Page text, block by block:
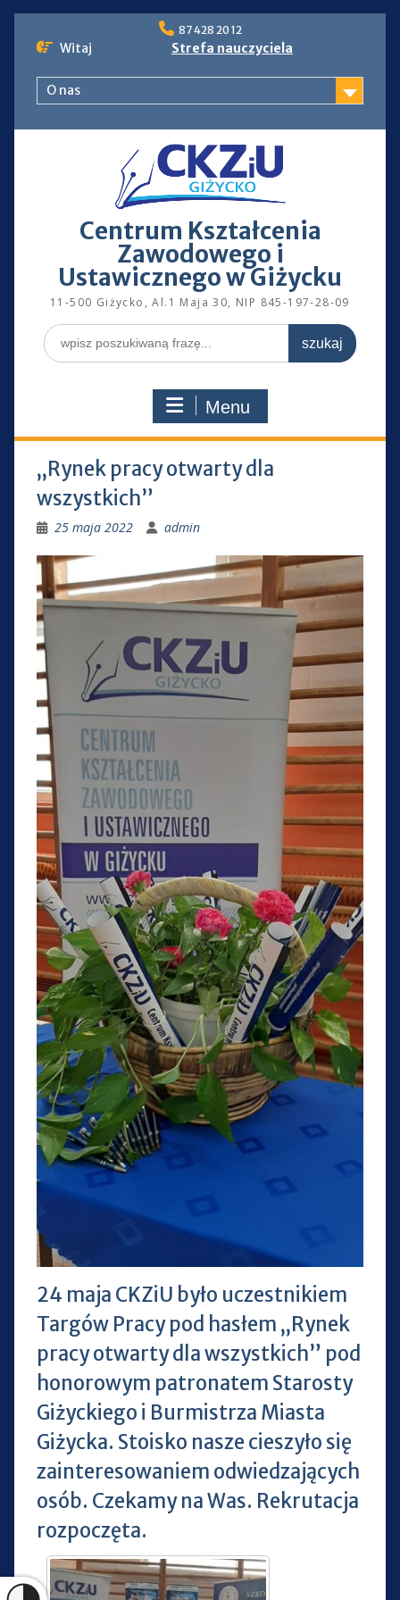
to
87 428 20 12
Witaj Strefa nauczyciela
O nas
Centrum Kształcenia
Zawodowego i
Ustawicznego w Giżycku
11-500 Giżycko, Al.1 Maja 30, NIP 845-197-28-09
Search
for:
Menu
„Rynek pracy otwarty dla
wszystkich”
25 maja 2022 admin
24 maja CKZiU było uczestnikiem
Targów Pracy pod hasłem „Rynek
pracy otwarty dla wszystkich” pod
honorowym patronatem Starosty
Giżyckiego i Burmistrza Miasta
Giżycka. Stoisko nasze cieszyło się
zainteresowaniem odwiedzających
osób. Czekamy na Was. Rekrutacja
rozpoczęta.